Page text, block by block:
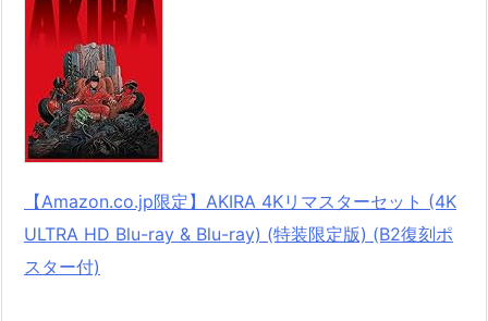
【Amazon.co.jp限定】AKIRA 4Kリマスターセット (4K
ULTRA HD Blu-ray & Blu-ray) (特装限定版) (B2復刻ポ
スター付)